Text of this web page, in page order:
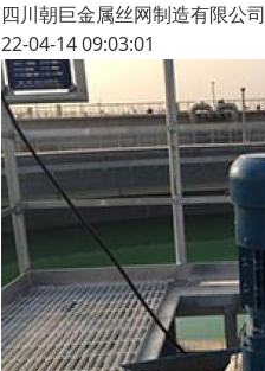
四川朝巨金属丝网制造有限公司
22-04-14 09:03:01